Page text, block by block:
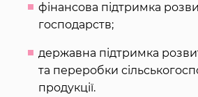
фінансова підтримка
господарств;
державна підтримка
та переробки
продукції.